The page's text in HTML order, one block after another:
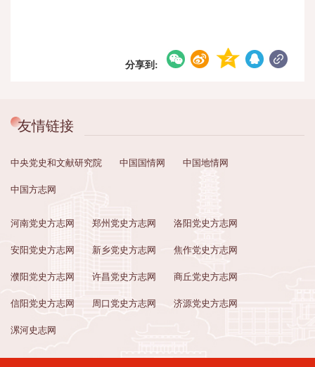
分享到:
友情链接
中央党史和文献研究院 中国国情网 中国地情网
中国方志网
河南党史方志网 郑州党史方志网 洛阳党史方志网
安阳党史方志网 新乡党史方志网 焦作党史方志网
濮阳党史方志网 许昌党史方志网 商丘党史方志网
信阳党史方志网 周口党史方志网 济源党史方志网
漯河史志网